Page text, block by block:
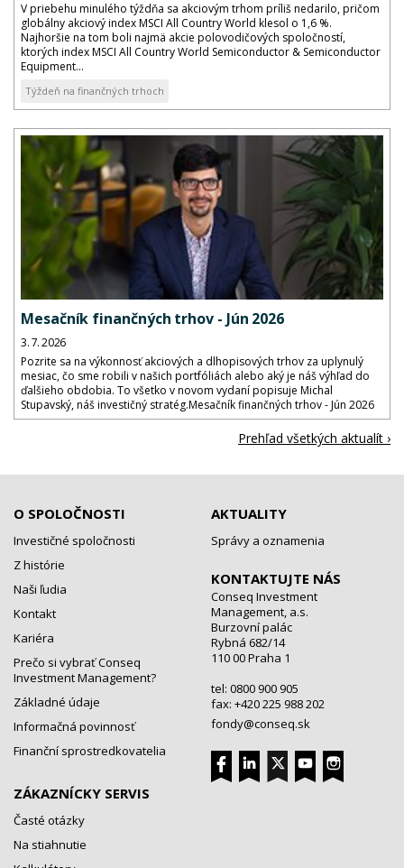
V priebehu minulého týždňa sa akciovým trhom príliš nedarilo, pričom
globálny akciový index MSCI All Country World klesol o 1,6 %.
Najhoršie na tom boli najmä akcie polovodičových spoločností,
ktorých index MSCI All Country World Semiconductor & Semiconductor
Equipment...
Týždeň na finančných trhoch
Mesačník finančných trhov - Jún 2026
3. 7. 2026
Pozrite sa na výkonnosť akciových a dlhopisových trhov za uplynulý
mesiac, čo sme robili v našich portfóliách alebo aký je náš výhľad do
ďalšieho obdobia. To všetko v novom vydaní popisuje Michal
Stupavský, náš investičný stratég.Mesačník finančných trhov - Jún 2026
Prehľad všetkých aktualít ›
O SPOLOČNOSTI
Investičné spoločnosti
Z histórie
Naši ľudia
Kontakt
Kariéra
Prečo si vybrať Conseq
Investment Management?
Základné údaje
Informačná povinnosť
Finanční sprostredkovatelia
ZÁKAZNÍCKY SERVIS
Časté otázky
Na stiahnutie
AKTUALITY
Správy a oznamenia
KONTAKTUJTE NÁS
Conseq Investment
Management, a.s.
Burzovní palác
Rybná 682/14
110 00 Praha 1
tel: 0800 900 905
fax: +420 225 988 202
fondy@conseq.sk